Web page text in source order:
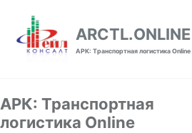
ARCTL.ONLINE
АРК: Транспортная логистика Online
АРК: Транспортная
логистика Online